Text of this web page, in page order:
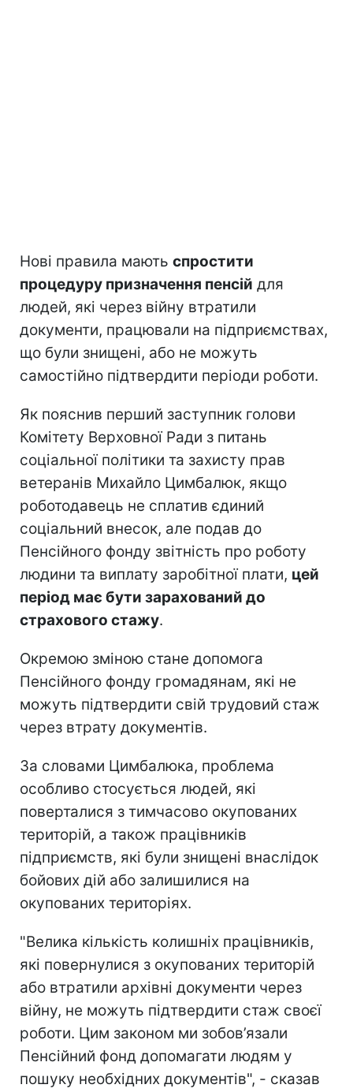
Нові правила мають спростити
процедуру призначення пенсій для
людей, які через війну втратили
документи, працювали на підприємствах,
що були знищені, або не можуть
самостійно підтвердити періоди роботи.
Як пояснив перший заступник голови
Комітету Верховної Ради з питань
соціальної політики та захисту прав
ветеранів Михайло Цимбалюк, якщо
роботодавець не сплатив єдиний
соціальний внесок, але подав до
Пенсійного фонду звітність про роботу
людини та виплату заробітної плати, цей
період має бути зарахований до
страхового стажу.
Окремою зміною стане допомога
Пенсійного фонду громадянам, які не
можуть підтвердити свій трудовий стаж
через втрату документів.
За словами Цимбалюка, проблема
особливо стосується людей, які
поверталися з тимчасово окупованих
територій, а також працівників
підприємств, які були знищені внаслідок
бойових дій або залишилися на
окупованих територіях.
"Велика кількість колишніх працівників,
які повернулися з окупованих територій
або втратили архівні документи через
війну, не можуть підтвердити стаж своєї
роботи. Цим законом ми зобов’язали
Пенсійний фонд допомагати людям у
пошуку необхідних документів", - сказав